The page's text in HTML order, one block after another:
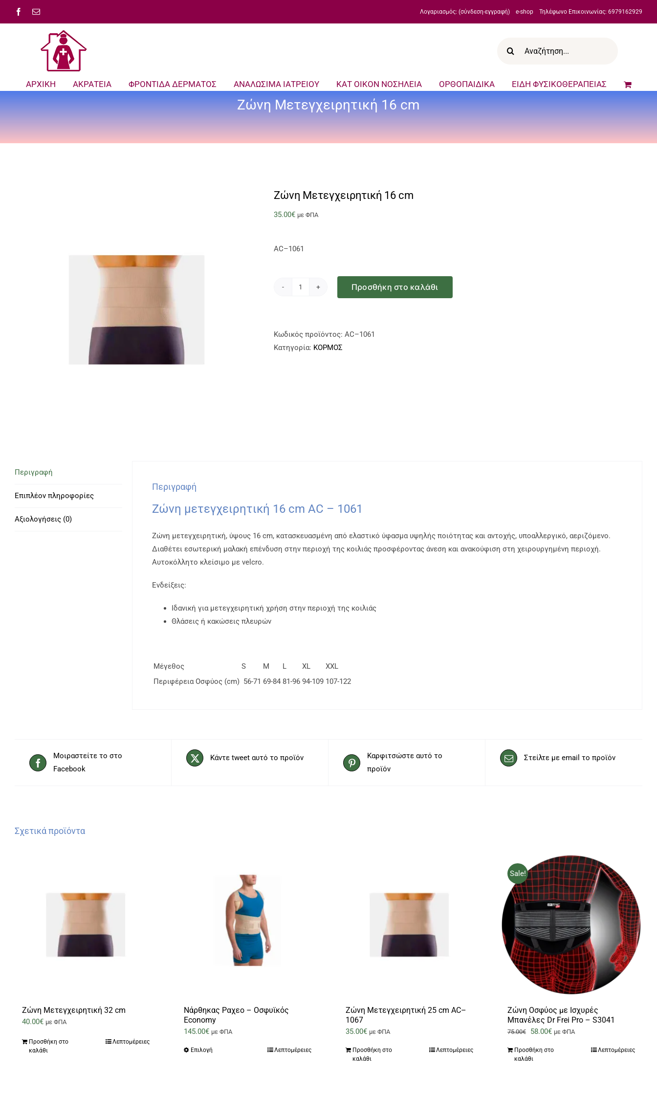
Μετάβαση
Facebook
Email Λογαριασμός: (σύνδεση-εγγραφή) e-shop Τηλέφωνο Επικοινωνίας: 6979162929
για:
ΑΡΧΙΚΗ ΑΚΡΑΤΕΙΑ ΦΡΟΝΤΙΔΑ ΔΕΡΜΑΤΟΣ ΑΝΑΛΩΣΙΜΑ ΙΑΤΡΕΙΟΥ ΚΑΤ ΟΙΚΟΝ ΝΟΣΗΛΕΙΑ ΟΡΘΟΠΑΙΔΙΚΑ ΕΙΔΗ ΦΥΣΙΚΟΘΕΡΑΠΕΙΑΣ
Ζώνη Μετεγχειρητική 16 cm
Ζώνη Μετεγχειρητική 16 cm
35.00€ με ΦΠΑ
AC–1061
cm
ποσότητα
Προσθήκη στο καλάθι
Κωδικός προϊόντος: AC–1061
Κατηγορία: ΚΟΡΜΟΣ
Περιγραφή
Επιπλέον πληροφορίες
Αξιολογήσεις (0)
Περιγραφή
Ζώνη μετεγχειρητική 16 cm AC – 1061
Ζώνη μετεγχειρητική, ύψους 16 cm, κατασκευασμένη από ελαστικό ύφασμα υψηλής ποιότητας και αντοχής, υποαλλεργικό, αεριζόμενο.
Διαθέτει εσωτερική μαλακή επένδυση στην περιοχή της κοιλιάς προσφέροντας άνεση και ανακούφιση στη χειρουργημένη περιοχή.
Αυτοκόλλητο κλείσιμο με velcro.
Ενδείξεις:
Ιδανική για μετεγχειρητική χρήση στην περιοχή της κοιλιάς
Θλάσεις ή κακώσεις πλευρών
Μέγεθος S M L XL
XXL
Περιφέρεια Οσφύος (cm) 56-71 69-84 81-96 94-109 107-122
Μοιραστείτε το στο
Facebook
Κάντε tweet αυτό το προϊόν
Καρφιτσώστε αυτό το
προϊόν
Στείλτε με email το προϊόν
Σχετικά προϊόντα
Ζώνη Μετεγχειρητική 32 cm
40.00€ με ΦΠΑ
Προσθήκη στο
καλάθι
Λεπτομέρειες
Νάρθηκας Ραχεο – Οσφυϊκός
Economy
145.00€ με ΦΠΑ
Επιλογή Λεπτομέρειες
Ζώνη Μετεγχειρητική 25 cm AC–
1067
35.00€ με ΦΠΑ
Προσθήκη στο
καλάθι
Λεπτομέρειες
Sale!
Ζώνη Οσφύος με Ισχυρές
Μπανέλες Dr Frei Pro – S3041
75.00€
Original
was:
58.00€Ημε ΦΠΑ
Προσθήκη στο
καλάθι
Λεπτομέρειες